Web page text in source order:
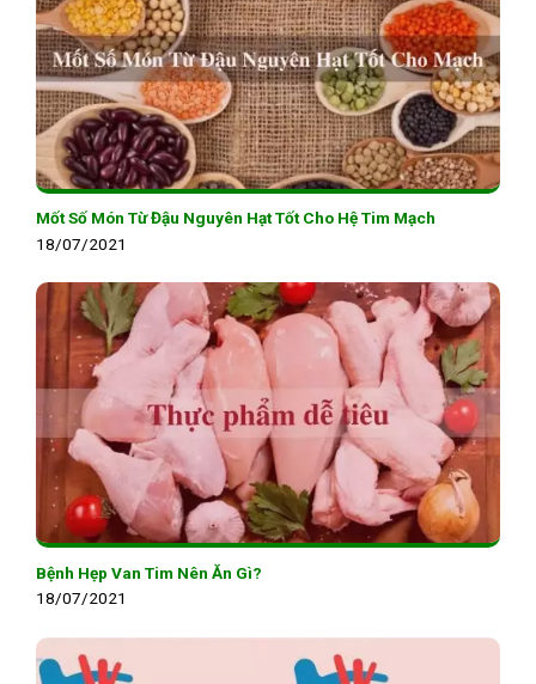
Mốt Số Món Từ Đậu Nguyên Hạt Tốt Cho Hệ Tim Mạch
18/07/2021
Bệnh Hẹp Van Tim Nên Ăn Gì?
18/07/2021